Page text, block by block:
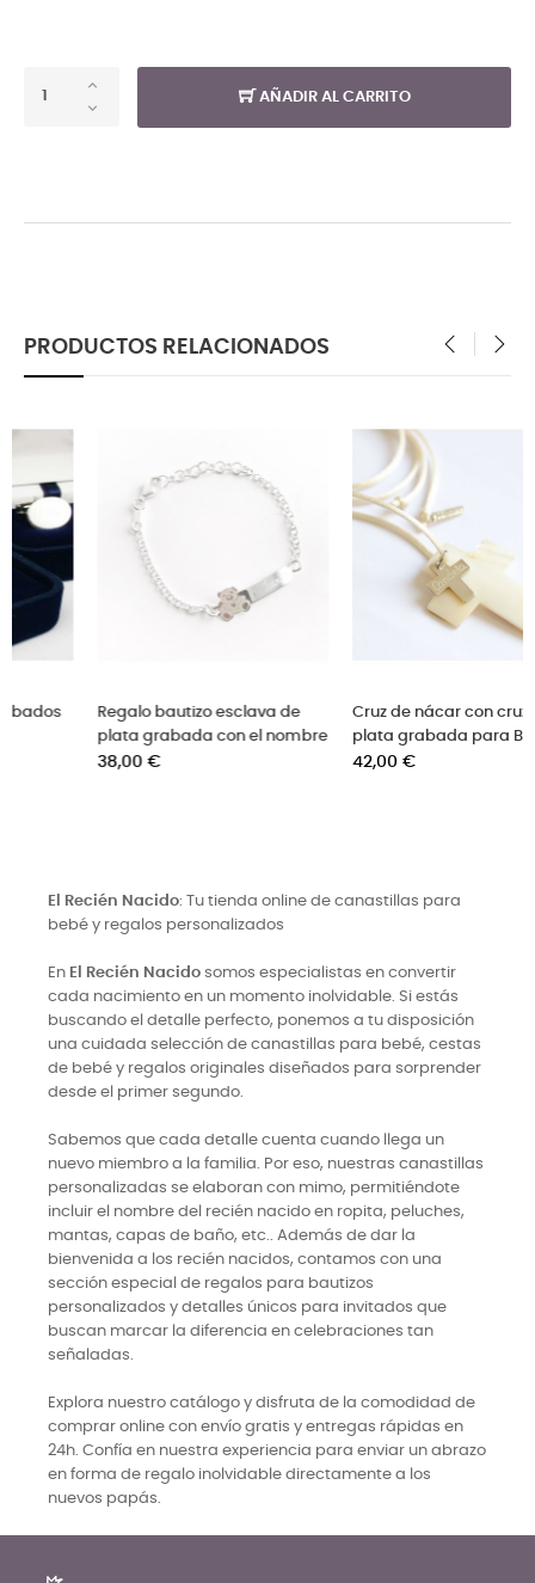
AÑADIR AL CARRITO
PRODUCTOS RELACIONADOS
Collar con medalla de plata
estrella calada cruz y nombre
Precio
36,00 €
Brazalete niño de
cruz de plata grabada
Precio
41,00 €
El Recién Nacido: Tu tienda online de canastillas para
bebé y regalos personalizados
En El Recién Nacido somos especialistas en convertir
cada nacimiento en un momento inolvidable. Si estás
buscando el detalle perfecto, ponemos a tu disposición
una cuidada selección de canastillas para bebé, cestas
de bebé y regalos originales diseñados para sorprender
desde el primer segundo.
Sabemos que cada detalle cuenta cuando llega un
nuevo miembro a la familia. Por eso, nuestras canastillas
personalizadas se elaboran con mimo, permitiéndote
incluir el nombre del recién nacido en ropita, peluches,
mantas, capas de baño, etc.. Además de dar la
bienvenida a los recién nacidos, contamos con una
sección especial de regalos para bautizos
personalizados y detalles únicos para invitados que
buscan marcar la diferencia en celebraciones tan
señaladas.
Explora nuestro catálogo y disfruta de la comodidad de
comprar online con envío gratis y entregas rápidas en
24h. Confía en nuestra experiencia para enviar un abrazo
en forma de regalo inolvidable directamente a los
nuevos papás.